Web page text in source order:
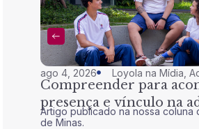
ago 4, 2026 Loyola na Mídia ,
Compreender para
presença e vínculo na
Artigo publicado na nossa coluna
de Minas.